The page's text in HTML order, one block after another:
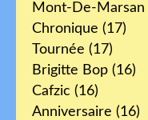
Mont-De-Marsan
Chronique (17)
Tournée (17)
Brigitte Bop (16)
Cafzic (16)
Anniversaire (16)